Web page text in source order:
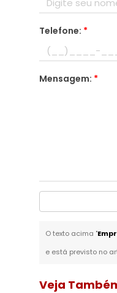
Telefone: *
Mensagem: *
O texto acima "
e está previsto no
Veja